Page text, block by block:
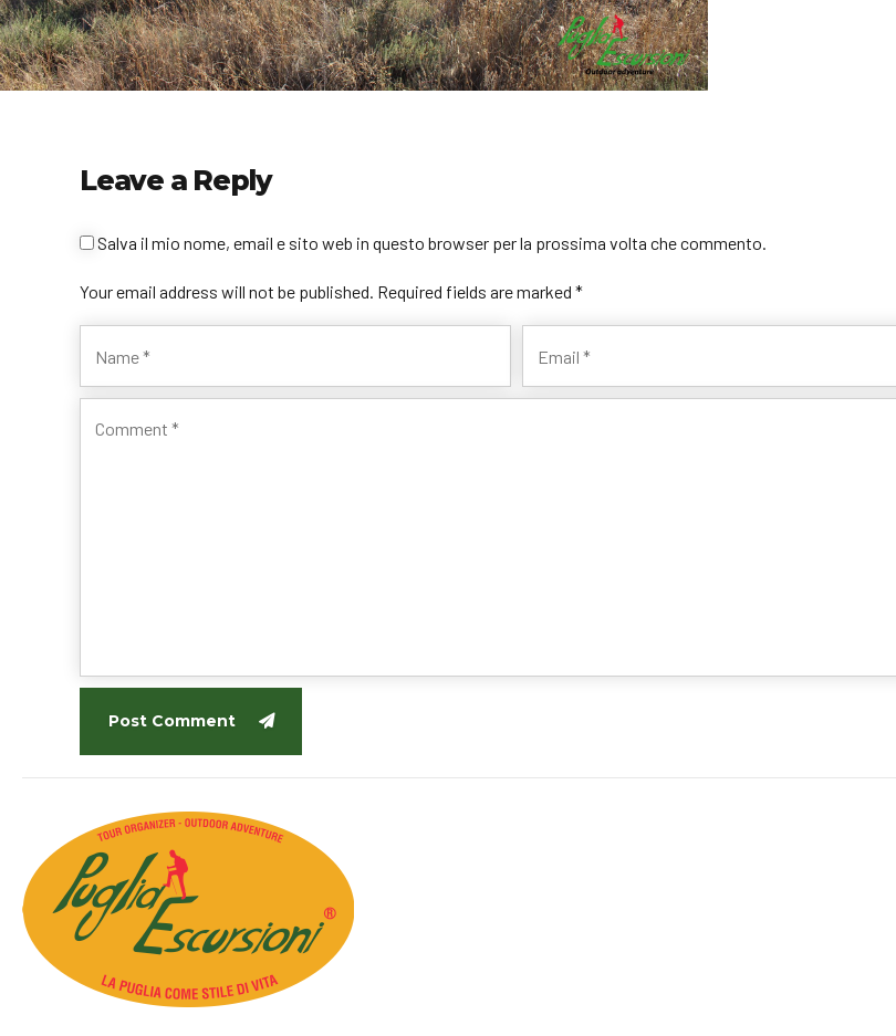
Leave a Reply
Your email address will not be published. Required fields are marked *
Salva il mio nome, email e sito web in questo browser per la prossima volta che commento.
Post Comment